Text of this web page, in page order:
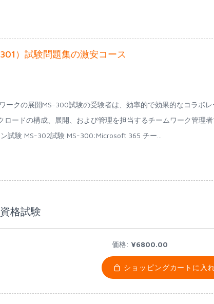
）試験問題集の激安コース
クの展開MS-300試験の受験者は、効率的で効果的なコラボレ
ードの構成、展開、および管理を担当するチームワーク管理
試験 MS-302試験 MS-300:Microsoft 365 チー...
格試験
価格: ¥6800.00
ショッピングカートに入